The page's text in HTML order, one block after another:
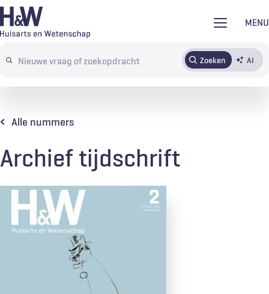
Overslaan
en
de
MENU
Search
terms
Zoeken AI
AbonnerenTijdschrift Inloggen
Alle nummers
Archief tijdschrift